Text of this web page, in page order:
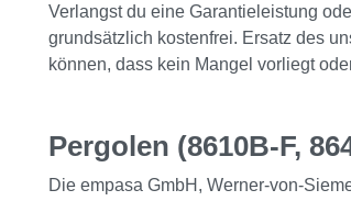
Verlangst du eine Garantieleistung
grundsätzlich kostenfrei. Ersatz des
können, dass kein Mangel vorliegt
Pergolen (8610B-F,
Die empasa GmbH, Werner-von-